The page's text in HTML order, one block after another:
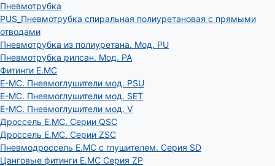
Пневмотрубка
PUS_Пневмотрубка спиральная полиуретановая с прямыми
отводами
Пневмотрубка из полиуретана. Мод. РU
Пневмотрубка рилсан. Мод. PA
Фитинги E.MC
E-MC. Пневмоглушители мод. PSU
E-MC. Пневмоглушители мод. SET
E-MC. Пневмоглушители мод. V
Дроссель E.MC. Серии QSC
Дроссель E.MC. Серии ZSC
Пневмодроссель E.MC с глушителем. Серия SD
Цанговые фитинги E.MC Серия ZP